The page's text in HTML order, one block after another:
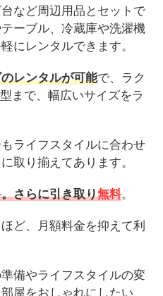
など周辺用品とセットで
ーブル、冷蔵庫や洗濯機
にレンタルできます。
レンタルが可能で、ラク
まで、幅広いサイズをラ
ライフスタイルに合わせ
取り揃えてあります。
。さらに引き取り無料。
ど、月額料金を抑えて利
備やライフスタイルの変
屋をおしゃれにしたい